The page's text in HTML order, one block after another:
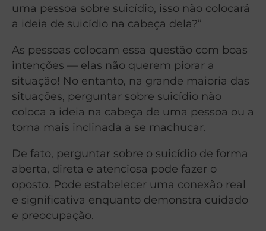
uma pessoa sobre suicídio, isso não colocará
a ideia de suicídio na cabeça dela?”
As pessoas colocam essa questão com boas
intenções — elas não querem piorar a
situação! No entanto, na grande maioria das
situações, perguntar sobre suicídio não
coloca a ideia na cabeça de uma pessoa ou a
torna mais inclinada a se machucar.
De fato, perguntar sobre o suicídio de forma
aberta, direta e atenciosa pode fazer o
oposto. Pode estabelecer uma conexão real
e significativa enquanto demonstra cuidado
e preocupação.